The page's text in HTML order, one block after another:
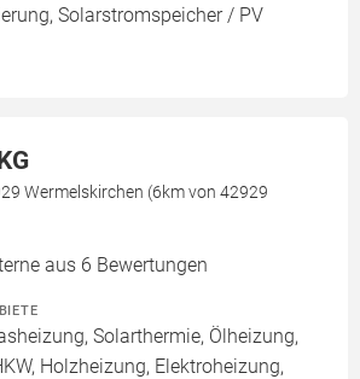
Solarstromspeicher / PV
Wermelskirchen (6km von 42929
aus 6 Bewertungen
Solarthermie, Ölheizung,
Holzheizung, Elektroheizung,